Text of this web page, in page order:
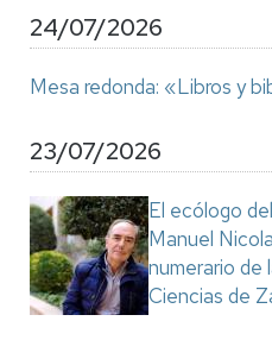
24/07/2026
Mesa redonda: «Libros y
23/07/2026
El ecólogo
Manuel
numerario de
Ciencias de